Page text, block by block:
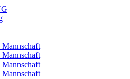
Mannschaft
Mannschaft